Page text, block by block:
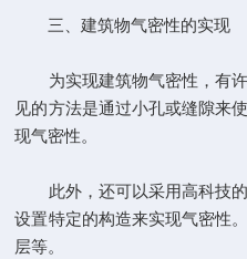
三、建筑物气密性的实现
为实现建筑物气密性，有许
见的方法是通过小孔或缝隙来
现气密性。
此外，还可以采用高科技的
设置特定的构造来实现气密性
层等。